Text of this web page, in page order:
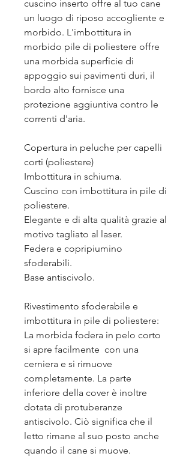
cuscino inserto offre al tuo cane
un luogo di riposo accogliente e
morbido. L'imbottitura in
morbido pile di poliestere offre
una morbida superficie di
appoggio sui pavimenti duri, il
bordo alto fornisce una
protezione aggiuntiva contro le
correnti d'aria.
Copertura in peluche per capelli
corti (poliestere)
Imbottitura in schiuma.
Cuscino con imbottitura in pile di
poliestere.
Elegante e di alta qualità grazie al
motivo tagliato al laser.
Federa e copripiumino
sfoderabili.
Base antiscivolo.
Rivestimento sfoderabile e
imbottitura in pile di poliestere:
La morbida fodera in pelo corto
si apre facilmente con una
cerniera e si rimuove
completamente. La parte
inferiore della cover è inoltre
dotata di protuberanze
antiscivolo. Ciò significa che il
letto rimane al suo posto anche
quando il cane si muove.